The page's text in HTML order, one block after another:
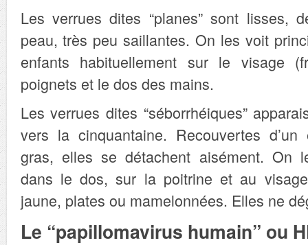
Les verrues dites “planes” sont lisses,
peau, très peu saillantes. On les voit
enfants habituellement sur le visage
poignets et le dos des mains.
Les verrues dites “séborrhéiques”
vers la cinquantaine. Recouvertes d’un
gras, elles se détachent aisément. On
dans le dos, sur la poitrine et au
jaune, plates ou mamelonnées. Elles ne
Le “papillomavirus humain” ou